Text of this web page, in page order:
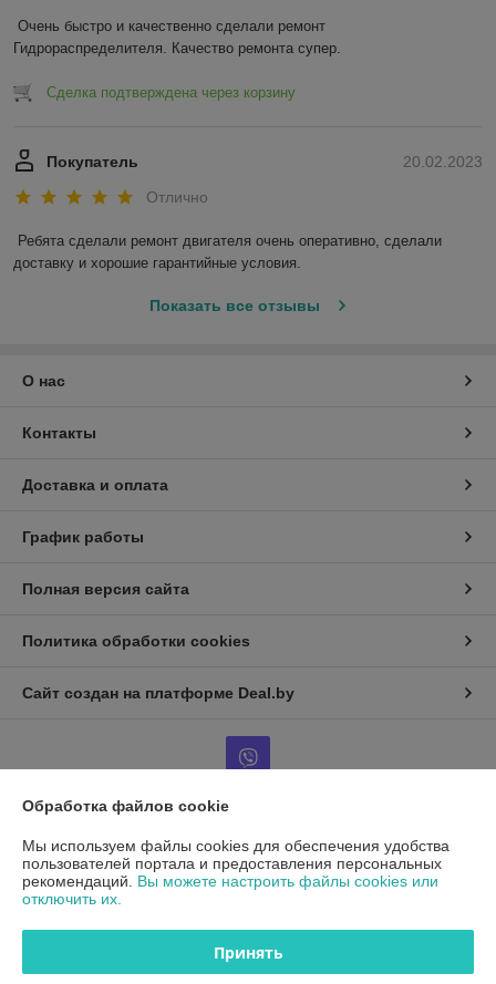
Очень быстро и качественно сделали ремонт
Гидрораспределителя. Качество ремонта супер.
Сделка подтверждена через корзину
20.02.2023
Покупатель
Отлично
Ребята сделали ремонт двигателя очень оперативно, сделали
доставку и хорошие гарантийные условия.
Показать все отзывы
О нас
Контакты
Доставка и оплата
График работы
Полная версия сайта
Политика обработки cookies
Сайт создан на платформе Deal.by
Информация для покупателя
Юридическое лицо: ООО"ДетальРемСервис"
220141 г. Минск, ул. Франциска Скорины 54А, офис 401
Обработка файлов cookie
Мы используем файлы cookies для обеспечения удобства
пользователей портала и предоставления персональных
рекомендаций. Вы можете настроить файлы cookies или
отключить их.
Принять